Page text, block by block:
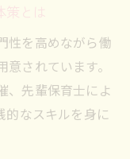
と活用方法
援策の特徴
支援情報まと
で将来設計
とは
性を高めながら働
されています。
、先輩保育士によ
的なスキルを身に